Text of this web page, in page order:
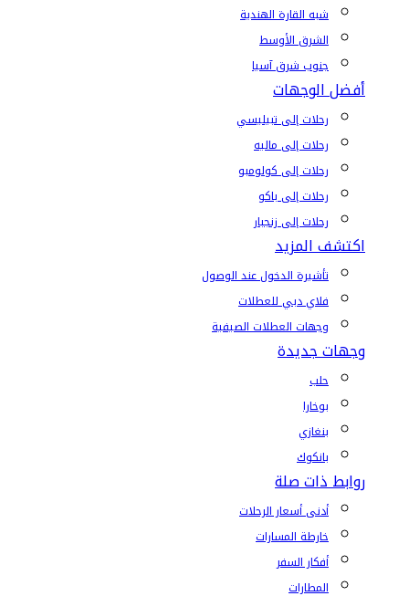
شبه القارة الهندية
الشرق الأوسط
جنوب شرق آسيا
أفضل الوجهات
رحلات إلى تبيليسي
رحلات إلى ماليه
رحلات إلى كولومبو
رحلات إلى باكو
رحلات إلى زنجبار
اكتشف المزيد
تأشيرة الدخول عند الوصول
فلاي دبي للعطلات
وجهات العطلات الصيفية
وجهات جديدة
حلب
بوخارا
بنغازي
بانكوك
روابط ذات صلة
أدنى أسعار الرحلات
خارطة المسارات
أفكار السفر
المطارات